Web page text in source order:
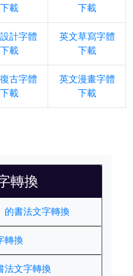
下載
下載
計字體
下載
英文草寫字體
下載
古字體
下載
英文漫畫字體
下載
轉換
的書法文字轉換
轉換
法文字轉換